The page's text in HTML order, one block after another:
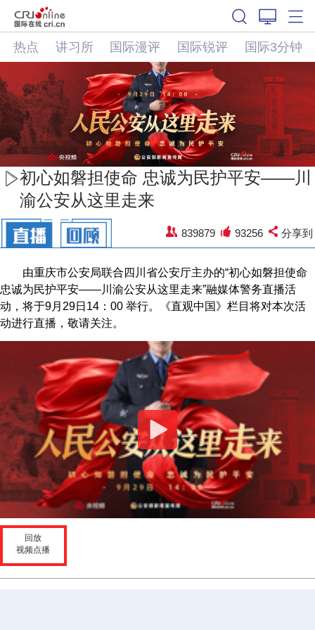
热点 讲习所 国际漫评 国际锐评 国际3分钟
初心如磐担使命 忠诚为民护平安——川
渝公安从这里走来
839879 93256 分享到
由重庆市公安局联合四川省公安厅主办的“初心如磐担使命
忠诚为民护平安——川渝公安从这里走来”融媒体警务直播活
动，将于9月29日14：00 举行。《直观中国》栏目将对本次活
动进行直播，敬请关注。
回放
视频点播